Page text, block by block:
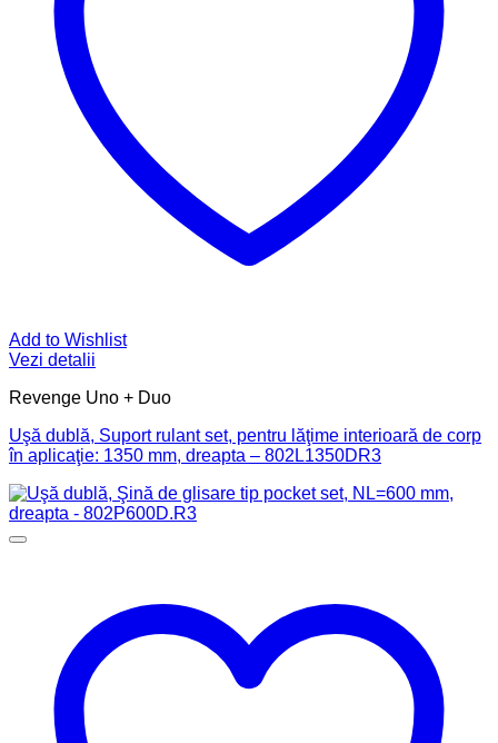
Add to Wishlist
Vezi detalii
Revenge Uno + Duo
Uşă dublă, Suport rulant set, pentru lăţime interioară de corp
în aplicaţie: 1350 mm, dreapta – 802L1350DR3